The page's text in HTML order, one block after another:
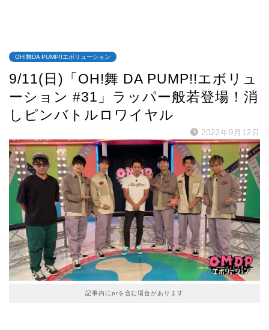
OH!舞DA PUMP!!エボリューション
9/11(日)「OH!舞 DA PUMP!!エボリュ
ーション #31」ラッパー般若登場！消
しピンバトルロワイヤル
2022年9月12日
記事内にprを含む場合があります